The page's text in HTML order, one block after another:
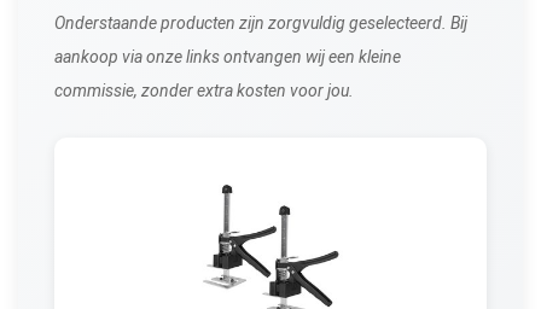
Onderstaande producten zijn zorgvuldig geselecteerd. Bij
aankoop via onze links ontvangen wij een kleine
commissie, zonder extra kosten voor jou.